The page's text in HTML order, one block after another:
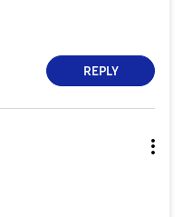
REPLY